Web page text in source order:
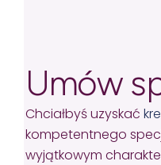
Umów
Chciałbyś uzyskać
kompetentnego
wyjątkowym